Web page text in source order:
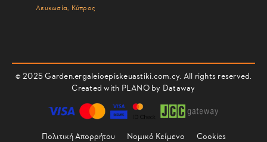
Λευκωσία, Κύπρος
© 2025 Garden.ergaleioepiskeuastiki.com.cy. All rights reserved.
Created with PLANO by Dataway
Πολιτική Απορρήτου Νομικό Κείμενο Cookies